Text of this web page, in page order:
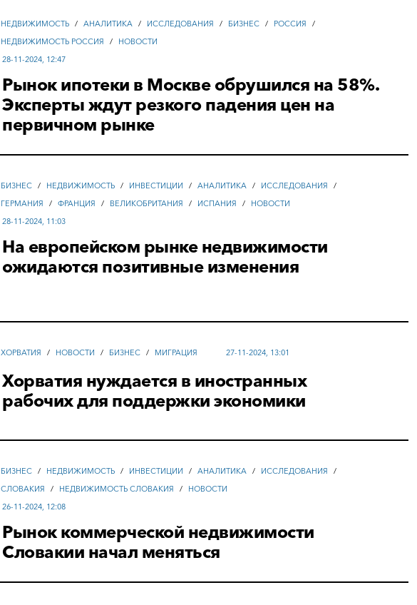
НЕДВИЖИМОСТЬ / АНАЛИТИКА / ИССЛЕДОВАНИЯ / БИЗНЕС / РОССИЯ
/
НЕДВИЖИМОСТЬ РОССИЯ
/
НОВОСТИ
28-11-2024, 12:47
Рынок ипотеки в Москве обрушился на 58%.
Эксперты ждут резкого падения цен на
первичном рынке
БИЗНЕС / НЕДВИЖИМОСТЬ / ИНВЕСТИЦИИ / АНАЛИТИКА / ИССЛЕДОВАНИЯ
/
ГЕРМАНИЯ
/ ФРАНЦИЯ / ВЕЛИКОБРИТАНИЯ / ИСПАНИЯ /
НОВОСТИ
28-11-2024, 11:03
На европейском рынке недвижимости
ожидаются позитивные изменения
ХОРВАТИЯ / НОВОСТИ / БИЗНЕС / МИГРАЦИЯ 27-11-2024, 13:01
Хорватия нуждается в иностранных
рабочих для поддержки экономики
БИЗНЕС / НЕДВИЖИМОСТЬ / ИНВЕСТИЦИИ / АНАЛИТИКА / ИССЛЕДОВАНИЯ
/
СЛОВАКИЯ
/ НЕДВИЖИМОСТЬ СЛОВАКИЯ /
НОВОСТИ
26-11-2024, 12:08
Рынок коммерческой недвижимости
Словакии начал меняться